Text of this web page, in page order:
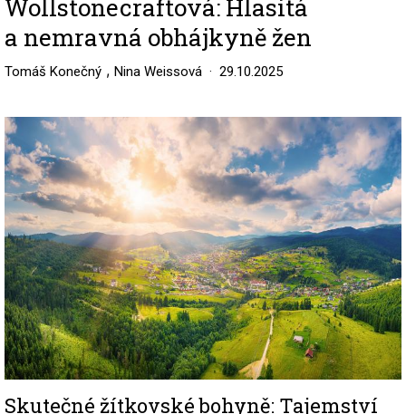
Wollstonecraftová: Hlasitá
a nemravná obhájkyně žen
Tomáš Konečný , Nina Weissová 29.10.2025
Image
Skutečné žítkovské bohyně: Tajemství